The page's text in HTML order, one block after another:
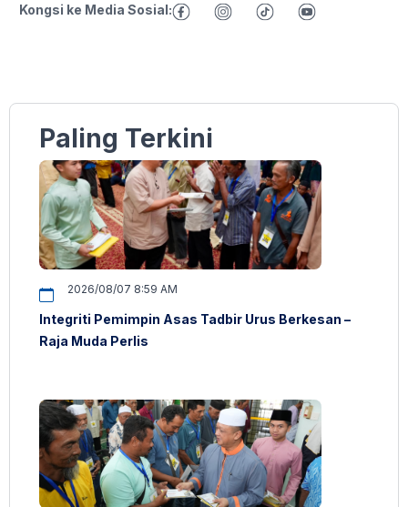
Kongsi ke Media Sosial:
Paling Terkini
2026/08/07 8:59 AM
Integriti Pemimpin Asas Tadbir Urus Berkesan –
Raja Muda Perlis